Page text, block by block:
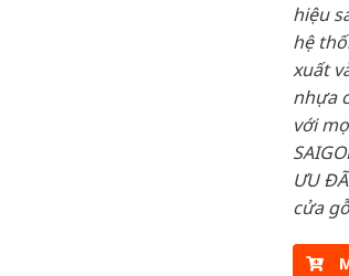
hiệu
hệ
xuất
nhựa
với
ƯU
cửa